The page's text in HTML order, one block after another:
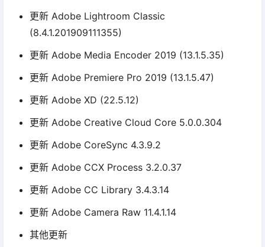
更新 Adobe Lightroom Classic
(8.4.1.201909111355)
更新 Adobe Media Encoder 2019 (13.1.5.35)
更新 Adobe Premiere Pro 2019 (13.1.5.47)
更新 Adobe XD (22.5.12)
更新 Adobe Creative Cloud Core 5.0.0.304
更新 Adobe CoreSync 4.3.9.2
更新 Adobe CCX Process 3.2.0.37
更新 Adobe CC Library 3.4.3.14
更新 Adobe Camera Raw 11.4.1.14
其他更新